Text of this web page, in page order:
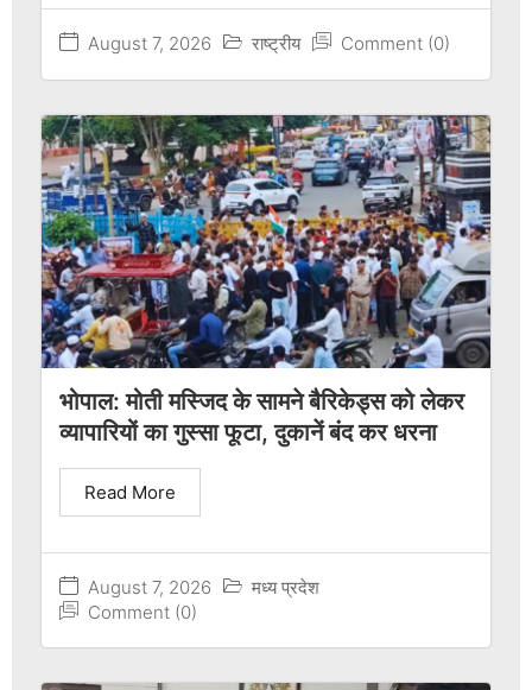
August 7, 2026 राष्ट्रीय Comment (0)
भोपाल: मोती मस्जिद के सामने बैरिकेड्स को लेकर
व्यापारियों का गुस्सा फूटा, दुकानें बंद कर धरना
August 7, 2026
मध्य प्रदेश
Comment (0)
Read More